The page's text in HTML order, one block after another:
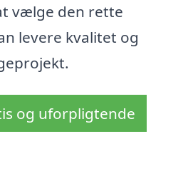
vælge den rette
levere kvalitet og
og uforpligtende